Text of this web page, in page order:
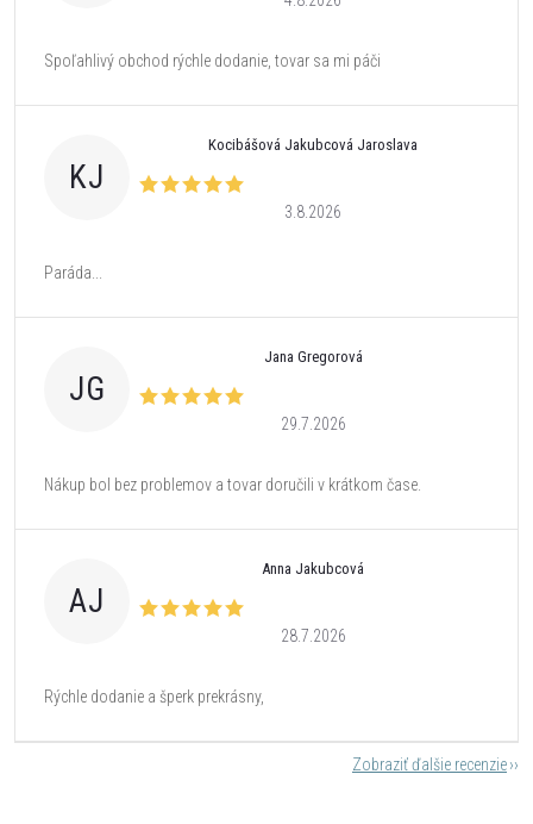
Spoľahlivý obchod rýchle dodanie, tovar sa mi páči
KJ
Kocibášová Jakubcová Jaroslava
3.8.2026
Paráda...
JG
Jana Gregorová
29.7.2026
Nákup bol bez problemov a tovar doručili v krátkom čase.
AJ
Anna Jakubcová
28.7.2026
Rýchle dodanie a šperk prekrásny,
Zobraziť ďalšie recenzie